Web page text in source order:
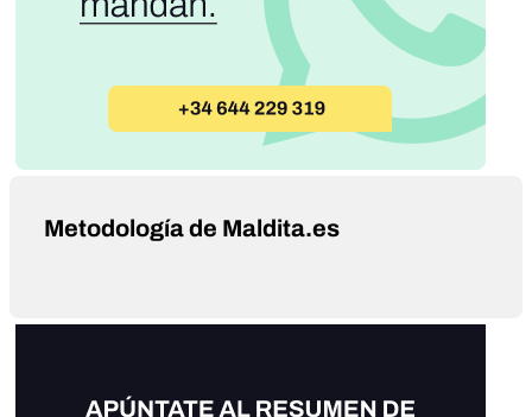
Metodología de Maldita.es